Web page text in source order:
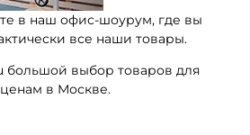
в наш офис-шоурум, где вы
все наши товары.
большой выбор товаров для
в Москве.